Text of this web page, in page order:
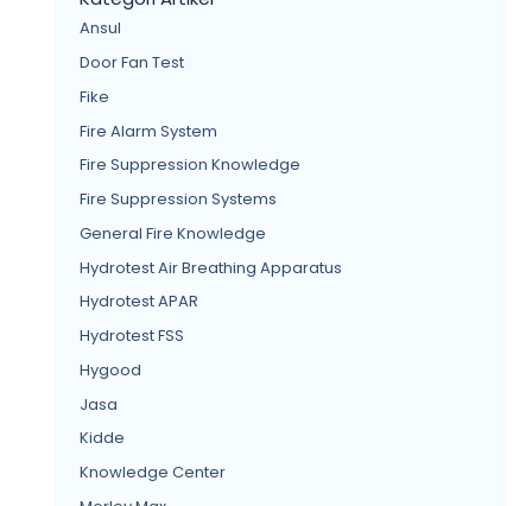
Ansul
Door Fan Test
Fike
Fire Alarm System
Fire Suppression Knowledge
Fire Suppression Systems
General Fire Knowledge
Hydrotest Air Breathing Apparatus
Hydrotest APAR
Hydrotest FSS
Hygood
Jasa
Kidde
Knowledge Center